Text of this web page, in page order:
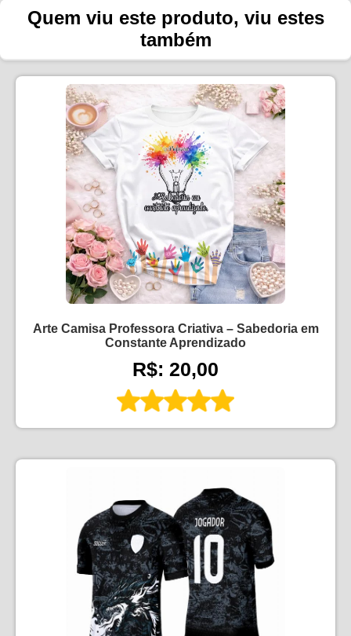
Quem viu este produto, viu estes
também
Arte Camisa Professora Criativa – Sabedoria em
Constante Aprendizado
R$: 20,00